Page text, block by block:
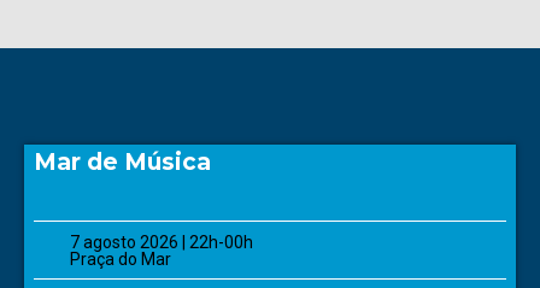
Mar de Música
7 agosto 2026 | 22h-00h
Praça do Mar